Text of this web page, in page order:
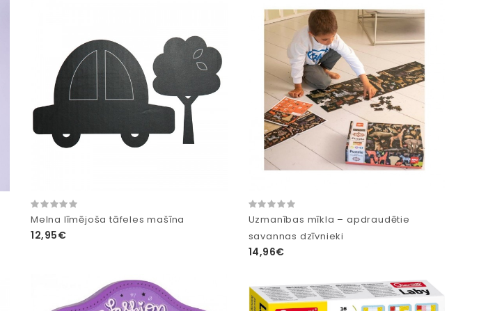
Melna līmējoša tāfeles mašīna
12,95€
Uzmanības mīkla – apdraudētie
savannas dzīvnieki
14,96€